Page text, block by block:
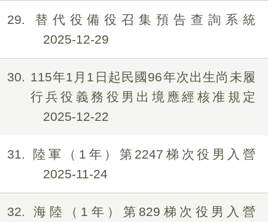
29
替代役備役召集預告查詢系統
2025-12-29
30
115年1月1日起民國96年次出生尚未履
行兵役義務役男出境應經核准規定
2025-12-22
31
陸軍（1年）第2247梯次役男入營
2025-11-24
32
海陸（1年）第829梯次役男入營